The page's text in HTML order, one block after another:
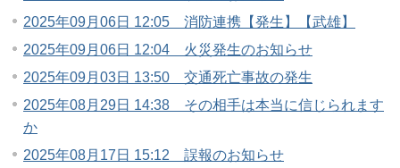
2025年09月06日 12:05 消防連携【発生】【武雄】
2025年09月06日 12:04 火災発生のお知らせ
2025年09月03日 13:50 交通死亡事故の発生
2025年08月29日 14:38 その相手は本当に信じられます
か
2025年08月17日 15:12 誤報のお知らせ